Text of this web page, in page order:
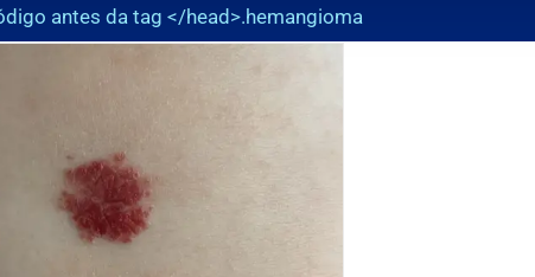
antes da tag </head>.hemangioma